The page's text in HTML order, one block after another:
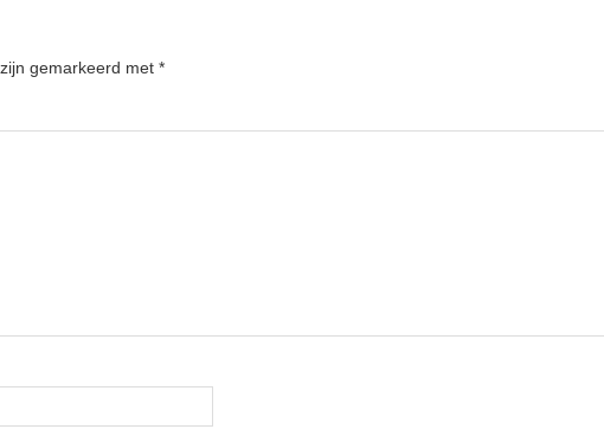
gemarkeerd met *